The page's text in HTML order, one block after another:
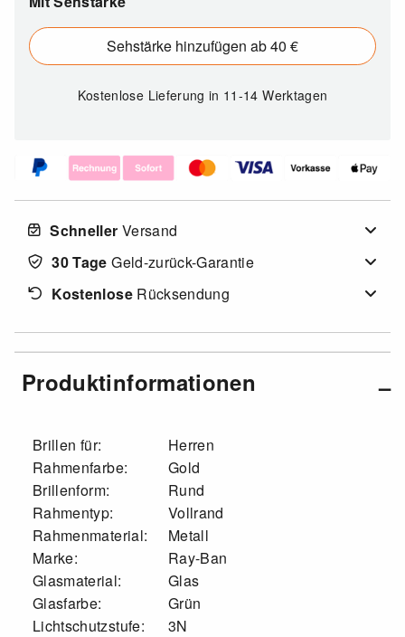
Sehstärke hinzufügen ab 40 €
Kostenlose Lieferungin 11-14 Werktagen
Schneller Versand
30 Tage Geld-zurück-Garantie
KostenloseRücksendung
Produktinformationen
Brillen für:
Herren
Rahmenfarbe:
Gold
Brillenform:
Rund
Rahmentyp:
Vollrand
Rahmenmaterial:
Metall
Marke:
Ray-Ban
Glasmaterial:
Glas
Glasfarbe:
Grün
Lichtschutzstufe:
3N